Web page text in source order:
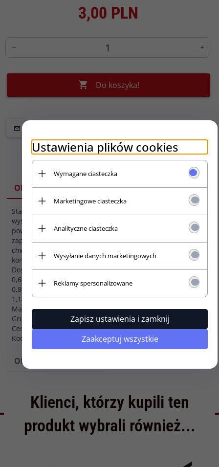
3,00 PLN
Do koszyka!
OPIS
Standardowe kostki z
wysokiej jakości nylonu z
powierzchnią MAX GRIP
zapewniającą świetny
chwyt i bardzo dobrą
kontrolę podczas gry.
Dostepne w rozmiarach:
0,60mm, 0,73mm,
0,88mm, 1,00mm,
1,14mm, 1,50mm
Made in USA
Grubość: 0,60mm
Cenaza 1 szt.
Kod produktu: 449-060
OPINIE
SPECYFIKACJA
Seria:
Nylon
Kształt:
Standard
Klienci, którzy kupili ten
produkt wybrali również...
Ustawienia plików cookies
Wymagane ciasteczka
Marketingowe ciasteczka
Analityczne ciasteczka
Wysyłanie danych marketingowych
Reklamy spersonalizowane
Zapisz ustawienia i zamknij
Zaakceptuj wszystkie